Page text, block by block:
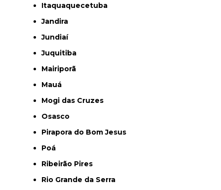
Itaquaquecetuba
Jandira
Jundiaí
Juquitiba
Mairiporã
Mauá
Mogi das Cruzes
Osasco
Pirapora do Bom Jesus
Poá
Ribeirão Pires
Rio Grande da Serra